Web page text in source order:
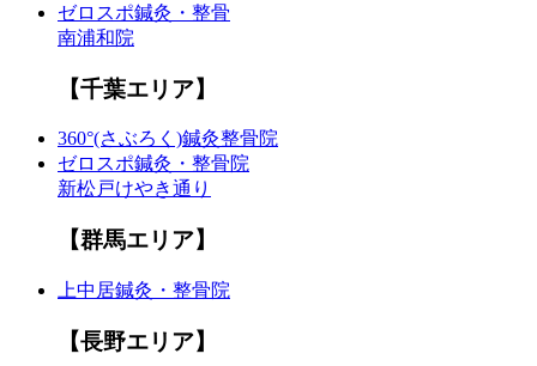
ゼロスポ鍼灸・整骨
南浦和院
【千葉エリア】
360°(さぶろく)鍼灸整骨院
ゼロスポ鍼灸・整骨院
新松戸けやき通り
【群馬エリア】
上中居鍼灸・整骨院
【長野エリア】